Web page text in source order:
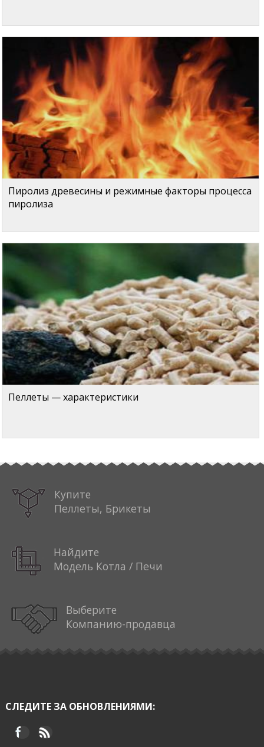
Пиролиз древесины и режимные факторы процесса
пиролиза
Пеллеты — характеристики
Купите
Пеллеты, Брикеты
Найдите
Модель Котла / Печи
Выберите
Компанию-продавца
СЛЕДИТЕ ЗА ОБНОВЛЕНИЯМИ: